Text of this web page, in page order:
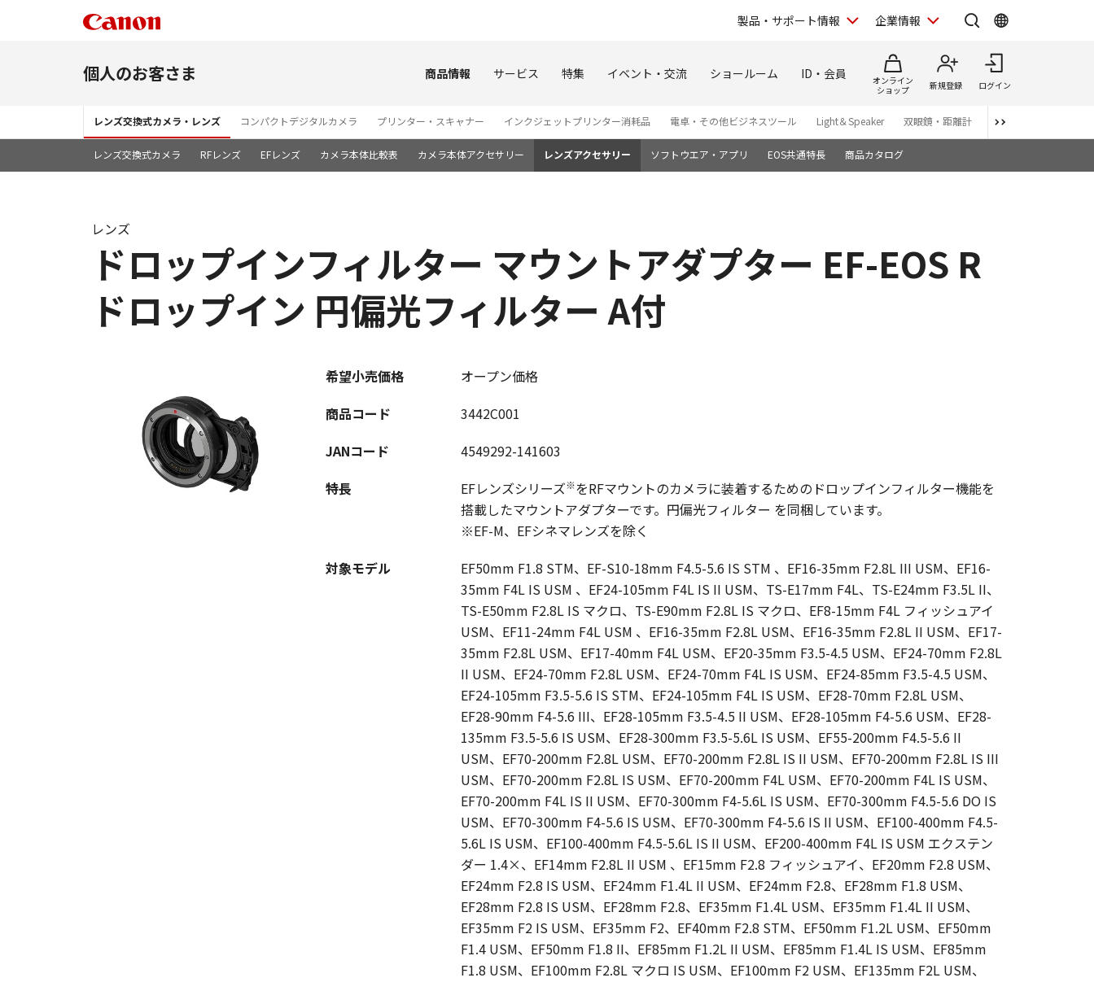
製品・サポート情報 企業情報
個人のお客さま 商品情報 サービス 特集 イベント・交流 ショールーム ID・会員
オンライン
ショップ
新規登録 ログイン
レンズ交換式カメラ・レンズ コンパクトデジタルカメラ プリンター・スキャナー インクジェットプリンター消耗品 電卓・その他ビジネスツール Light＆Speaker 双眼鏡・距離計 写真集
レンズ交換式カメラ RFレンズ EFレンズ カメラ本体比較表 カメラ本体アクセサリー レンズアクセサリー ソフトウエア・アプリ EOS共通特長 商品カタログ
ドロップインフィルター マウントアダプター EF-EOS R
ドロップイン 円偏光フィルター A付
レンズ
希望小売価格
オープン価格
商品コード
3442C001
JANコード
4549292-141603
特長
EFレンズシリーズ※をRFマウントのカメラに装着するためのドロップインフィルター機能を
搭載したマウントアダプターです。円偏光フィルター を同梱しています。
※EF-M、EFシネマレンズを除く
対象モデル
EF50mm F1.8 STM、EF-S10-18mm F4.5-5.6 IS STM 、EF16-35mm F2.8L III USM、EF16-
35mm F4L IS USM 、EF24-105mm F4L IS II USM、TS-E17mm F4L、TS-E24mm F3.5L II、
TS-E50mm F2.8L IS マクロ、TS-E90mm F2.8L IS マクロ、EF8-15mm F4L フィッシュアイ
USM、EF11-24mm F4L USM 、EF16-35mm F2.8L USM、EF16-35mm F2.8L II USM、EF17-
35mm F2.8L USM、EF17-40mm F4L USM、EF20-35mm F3.5-4.5 USM、EF24-70mm F2.8L
II USM、EF24-70mm F2.8L USM、EF24-70mm F4L IS USM、EF24-85mm F3.5-4.5 USM、
EF24-105mm F3.5-5.6 IS STM、EF24-105mm F4L IS USM、EF28-70mm F2.8L USM、
EF28-90mm F4-5.6 III、EF28-105mm F3.5-4.5 II USM、EF28-105mm F4-5.6 USM、EF28-
135mm F3.5-5.6 IS USM、EF28-300mm F3.5-5.6L IS USM、EF55-200mm F4.5-5.6 II
USM、EF70-200mm F2.8L USM、EF70-200mm F2.8L IS II USM、EF70-200mm F2.8L IS III
USM、EF70-200mm F2.8L IS USM、EF70-200mm F4L USM、EF70-200mm F4L IS USM、
EF70-200mm F4L IS II USM、EF70-300mm F4-5.6L IS USM、EF70-300mm F4.5-5.6 DO IS
USM、EF70-300mm F4-5.6 IS USM、EF70-300mm F4-5.6 IS II USM、EF100-400mm F4.5-
5.6L IS USM、EF100-400mm F4.5-5.6L IS II USM、EF200-400mm F4L IS USM エクステン
ダー 1.4×、EF14mm F2.8L II USM 、EF15mm F2.8 フィッシュアイ、EF20mm F2.8 USM、
EF24mm F2.8 IS USM、EF24mm F1.4L II USM、EF24mm F2.8、EF28mm F1.8 USM、
EF28mm F2.8 IS USM、EF28mm F2.8、EF35mm F1.4L USM、EF35mm F1.4L II USM、
EF35mm F2 IS USM、EF35mm F2、EF40mm F2.8 STM、EF50mm F1.2L USM、EF50mm
F1.4 USM、EF50mm F1.8 II、EF85mm F1.2L II USM、EF85mm F1.4L IS USM、EF85mm
F1.8 USM、EF100mm F2.8L マクロ IS USM、EF100mm F2 USM、EF135mm F2L USM、